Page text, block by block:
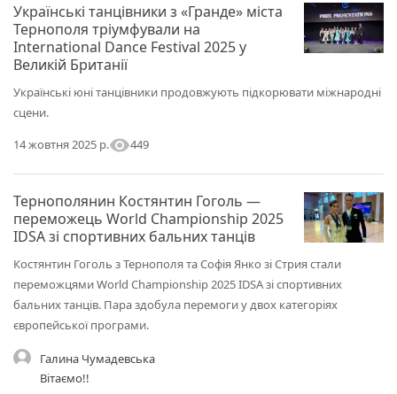
Українські танцівники з «Гранде» міста
Тернополя тріумфували на
International Dance Festival 2025 у
Великій Британії
Українські юні танцівники продовжують підкорювати міжнародні
сцени.
14 жовтня 2025 р.visibility449
Тернополянин Костянтин Гоголь —
переможець World Championship 2025
IDSA зі спортивних бальних танців
Костянтин Гоголь з Тернополя та Софія Янко зі Стрия стали
переможцями World Championship 2025 IDSA зі спортивних
бальних танців. Пара здобула перемоги у двох категоріях
європейської програми.
Галина Чумадевська
Вітаємо!!